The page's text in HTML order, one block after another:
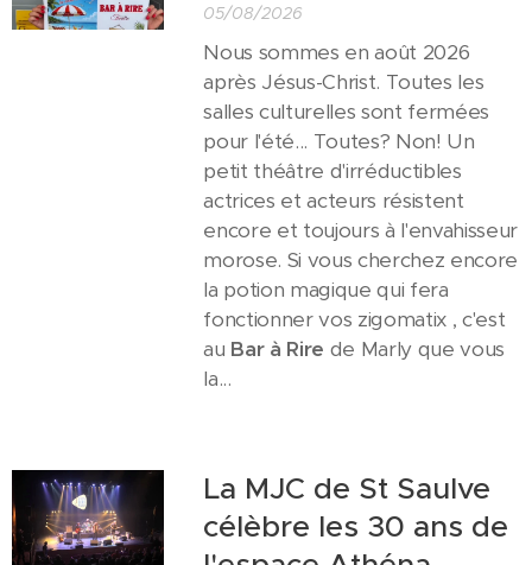
05/08/2026
Nous sommes en août 2026
après Jésus-Christ. Toutes les
salles culturelles sont fermées
pour l'été... Toutes? Non! Un
petit théâtre d'irréductibles
actrices et acteurs résistent
encore et toujours à l'envahisseur
morose. Si vous cherchez encore
la potion magique qui fera
fonctionner vos zigomatix , c'est
au Bar à Rire de Marly que vous
la...
La MJC de St Saulve
célèbre les 30 ans de